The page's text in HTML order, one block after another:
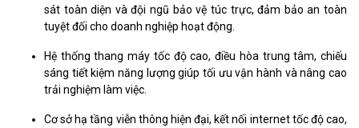
sát toàn diện và đội ngũ bảo vệ túc trực, đảm bảo an toàn
tuyệt đối cho doanh nghiệp hoạt động.
Hệ thống thang máy tốc độ cao, điều hòa trung tâm, chiếu
sáng tiết kiệm năng lượng giúp tối ưu vận hành và nâng cao
trải nghiệm làm việc.
Cơ sở hạ tầng viễn thông hiện đại, kết nối internet tốc độ cao,